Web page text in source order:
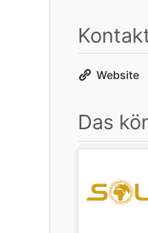
Website
Das